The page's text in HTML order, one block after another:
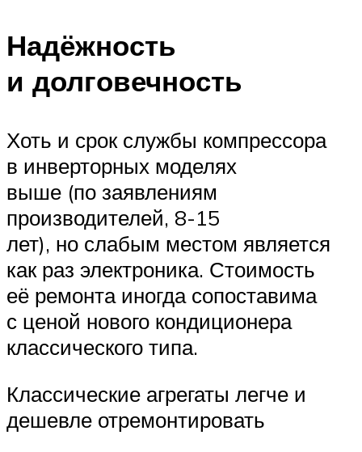
Надёжность
и долговечность
Хоть и срок службы компрессора
в инверторных моделях
выше (по заявлениям
производителей, 8-15
лет), но слабым местом является
как раз электроника. Стоимость
её ремонта иногда сопоставима
с ценой нового кондиционера
классического типа.
Классические агрегаты легче и
дешевле отремонтировать